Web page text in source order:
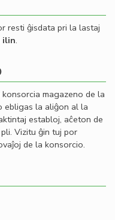
resti ĝisdata pri la lastaj
ilin.
magazeno de la
ebligas la aliĝon al la
establoj, aĉeton de
Vizitu ĝin tuj por
de la konsorcio.